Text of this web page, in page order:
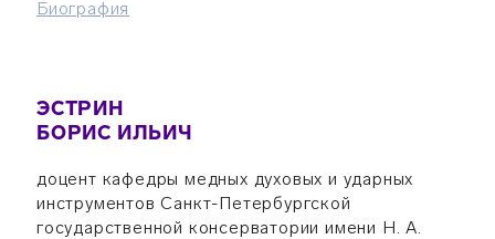
Биография
ЭСТРИН
БОРИС ИЛЬИЧ
доцент кафедры медных духовых и ударных
инструментов Санкт-Петербургской
государственной консерватории имени Н. А.